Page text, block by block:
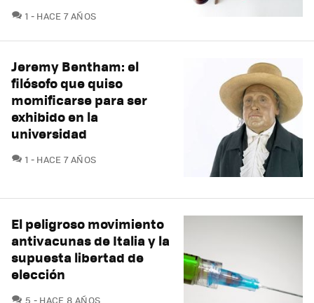
1 COMENTARIOS
HACE 7 AÑOS
Jeremy Bentham: el
filósofo que quiso
momificarse para ser
exhibido en la
universidad
1 COMENTARIOS
HACE 7 AÑOS
El peligroso movimiento
antivacunas de Italia y la
supuesta libertad de
elección
5 COMENTARIOS
HACE 8 AÑOS